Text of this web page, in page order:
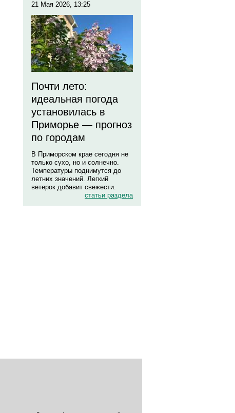
21 Мая 2026, 13:25
Почти лето:
идеальная погода
установилась в
Приморье — прогноз
по городам
В Приморском крае сегодня не
только сухо, но и солнечно.
Температуры поднимутся до
летних значений. Легкий
ветерок добавит свежести.
статьи раздела